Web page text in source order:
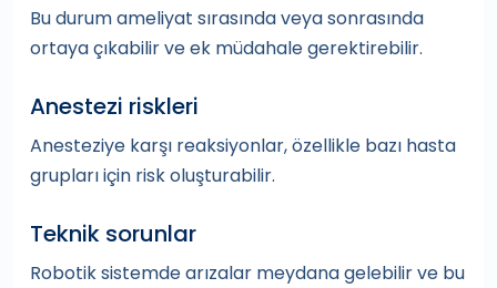
Bu durum ameliyat sırasında veya sonrasında
ortaya çıkabilir ve ek müdahale gerektirebilir.
Anestezi riskleri
Anesteziye karşı reaksiyonlar, özellikle bazı hasta
grupları için risk oluşturabilir.
Teknik sorunlar
Robotik sistemde arızalar meydana gelebilir ve bu